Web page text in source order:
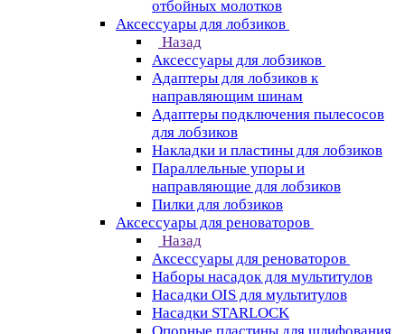
отбойных молотков
Аксессуары для лобзиков
Назад
Аксессуары для лобзиков
Адаптеры для лобзиков к
направляющим шинам
Адаптеры подключения пылесосов
для лобзиков
Накладки и пластины для лобзиков
Параллельные упоры и
направляющие для лобзиков
Пилки для лобзиков
Аксессуары для реноваторов
Назад
Аксессуары для реноваторов
Наборы насадок для мультитулов
Насадки OIS для мультитулов
Насадки STARLOCK